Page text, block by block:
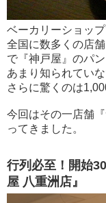
ベーカリーショッ
全国に数多くの店
で『神戸屋』のパ
あまり知られてい
さらに驚くのは
今回はその一店舗
ってきました。
行列必至！開始
屋 八重洲店』